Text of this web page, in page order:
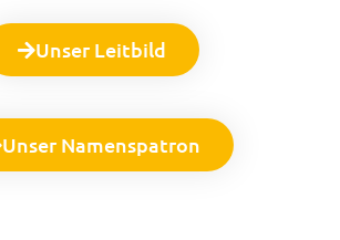
Unser Leitbild
Unser Namenspatron